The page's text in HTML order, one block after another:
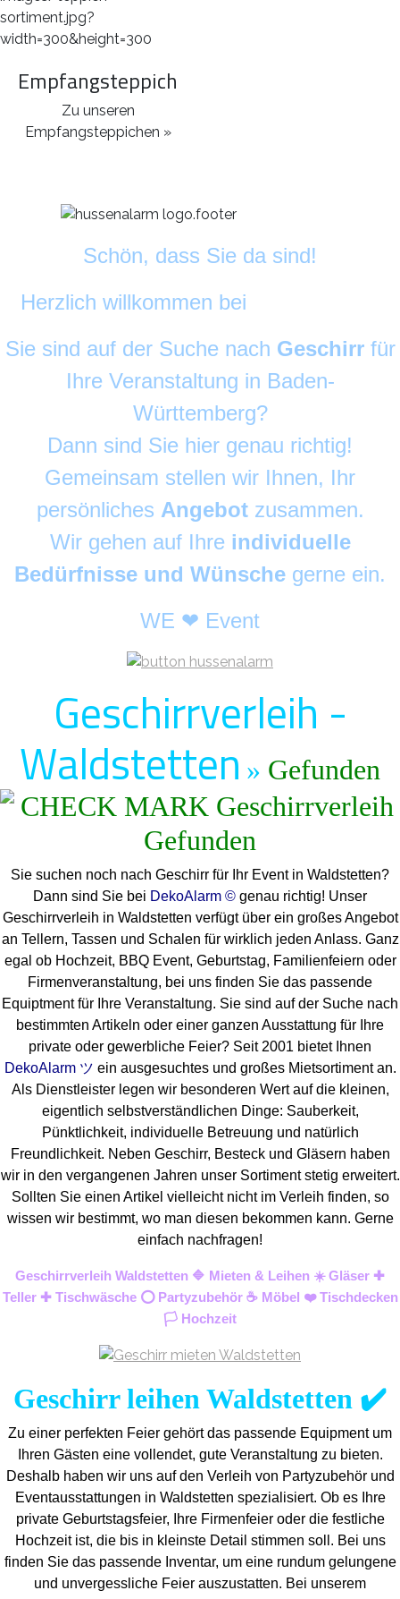
Empfangsteppich
Zu unseren
Empfangsteppichen »
Schön, dass Sie da sind!
Herzlich willkommen bei
Sie sind auf der Suche nach Geschirr für
Ihre Veranstaltung in Baden-
Württemberg?
Dann sind Sie hier genau richtig!
Gemeinsam stellen wir Ihnen, Ihr
persönliches Angebot zusammen.
Wir gehen auf Ihre individuelle
Bedürfnisse und Wünsche gerne ein.
WE ❤ Event
Geschirrverleih -
Waldstetten » Gefunden
Sie suchen noch nach Geschirr für Ihr Event in Waldstetten?
Dann sind Sie bei DekoAlarm © genau richtig! Unser
Geschirrverleih in Waldstetten verfügt über ein großes Angebot
an Tellern, Tassen und Schalen für wirklich jeden Anlass. Ganz
egal ob Hochzeit, BBQ Event, Geburtstag, Familienfeiern oder
Firmenveranstaltung, bei uns finden Sie das passende
Equiptment für Ihre Veranstaltung. Sie sind auf der Suche nach
bestimmten Artikeln oder einer ganzen Ausstattung für Ihre
private oder gewerbliche Feier? Seit 2001 bietet Ihnen
DekoAlarm ツ ein ausgesuchtes und großes Mietsortiment an.
Als Dienstleister legen wir besonderen Wert auf die kleinen,
eigentlich selbstverständlichen Dinge: Sauberkeit,
Pünktlichkeit, individuelle Betreuung und natürlich
Freundlichkeit. Neben Geschirr, Besteck und Gläsern haben
wir in den vergangenen Jahren unser Sortiment stetig erweitert.
Sollten Sie einen Artikel vielleicht nicht im Verleih finden, so
wissen wir bestimmt, wo man diesen bekommen kann. Gerne
einfach nachfragen!
Geschirrverleih Waldstetten 🔷 Mieten & Leihen ☀️ Gläser ✚
Teller ✚ Tischwäsche ⭕ Partyzubehör ☕ Möbel ❤️ Tischdecken
🏳️ Hochzeit
Geschirr leihen Waldstetten ✔️
Zu einer perfekten Feier gehört das passende Equipment um
Ihren Gästen eine vollendet, gute Veranstaltung zu bieten.
Deshalb haben wir uns auf den Verleih von Partyzubehör und
Eventausstattungen in Waldstetten spezialisiert. Ob es Ihre
private Geburtstagsfeier, Ihre Firmenfeier oder die festliche
Hochzeit ist, die bis in kleinste Detail stimmen soll. Bei uns
finden Sie das passende Inventar, um eine rundum gelungene
und unvergess liche Feier auszustatten. Bei unserem